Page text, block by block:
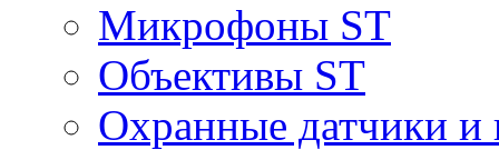
Микрофоны ST
Объективы ST
Охранные датчики и